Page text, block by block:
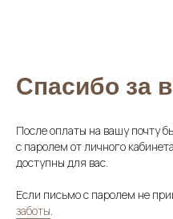
Спасибо за
После оплаты на вашу почту
с паролем от личного
доступны для вас.
Если письмо с паролем не
заботы.